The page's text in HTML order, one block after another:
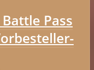
Pass